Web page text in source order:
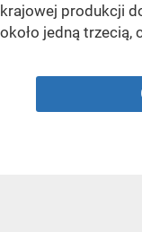
krajowej produkcji
około jedną trzecią,